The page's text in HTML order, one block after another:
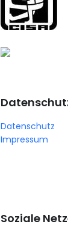
Datenschutz
Impressum
Soziale